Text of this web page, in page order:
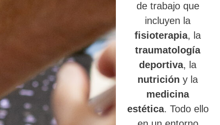
de trabajo que
incluyen la
fisioterapia, la
traumatología
deportiva, la
nutrición y la
medicina
estética. Todo ello